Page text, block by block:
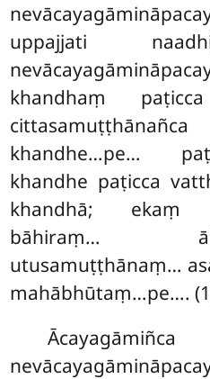
uppajjati
khandhaṃ
khandhe…pe…
khandhe paṭicca
khandhā; ekaṃ
bāhiraṃ…
utusamuṭṭhānaṃ…
mahābhūtaṃ…pe….
Ācayagāmiñca